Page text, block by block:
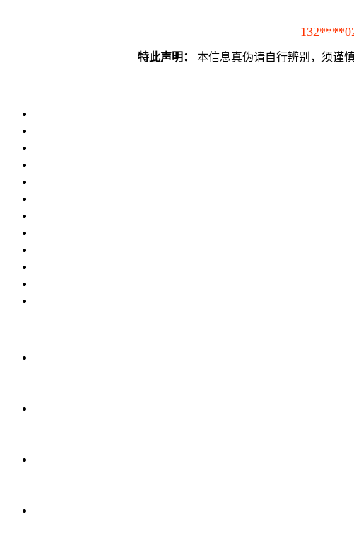
特此声明： 本信息真伪请自行辨别，须谨